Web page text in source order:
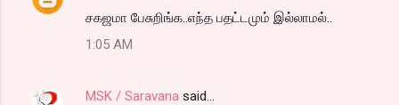
சகஜமா பேசுறிங்க..எந்த பதட்டமும் இல்லாமல்..
1:05 AM
MSK / Saravana said…